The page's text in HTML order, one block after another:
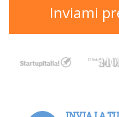
Inviami